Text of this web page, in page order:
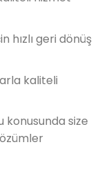
hızlı geri dönüş
kaliteli
size